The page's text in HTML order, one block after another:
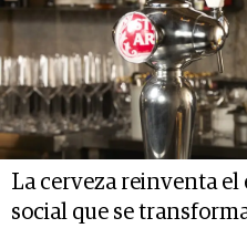
La cerveza reinventa
social que se